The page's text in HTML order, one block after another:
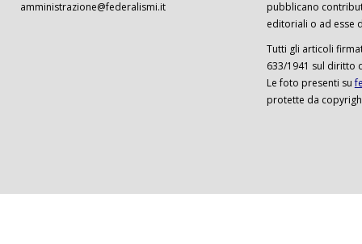
amministrazione@federalismi.it
pubblicano
editoriali o ad esse
Tutti gli articoli
633/1941 sul diritto
Le foto presenti su
protette da